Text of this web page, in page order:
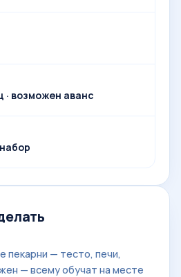
· возможен аванс
пекарни — тесто, печи,
— всему обучат на месте